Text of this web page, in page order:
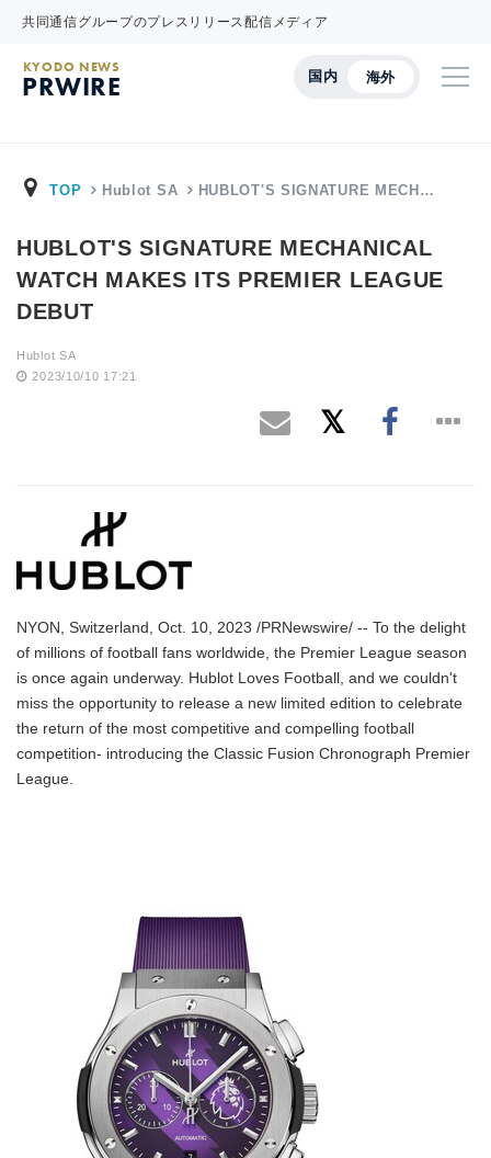
共同通信グループのプレスリリース配信メディア
国内 海外
KYODO NEWS
PRWIRE
TOP Hublot SA HUBLOT'S SIGNATURE MECH…
HUBLOT'S SIGNATURE MECHANICAL
WATCH MAKES ITS PREMIER LEAGUE
DEBUT
Hublot SA
2023/10/10 17:21
NYON, Switzerland, Oct. 10, 2023 /PRNewswire/ -- To the delight
of millions of football fans worldwide, the Premier League season
is once again underway. Hublot Loves Football, and we couldn't
miss the opportunity to release a new limited edition to celebrate
the return of the most competitive and compelling football
competition- introducing the Classic Fusion Chronograph Premier
League.